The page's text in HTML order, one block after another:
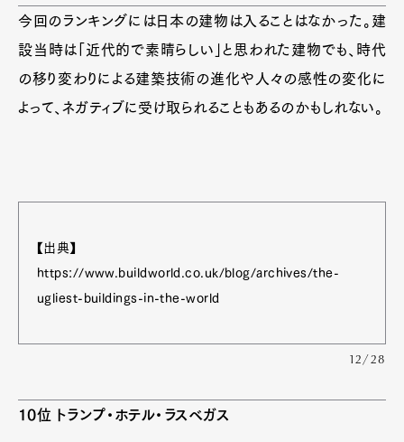
Official Columnist
About
今回のランキングには日本の建物は入ることはなかった。建
設当時は「近代的で素晴らしい」と思われた建物でも、時代
の移り変わりによる建築技術の進化や人々の感性の変化に
よって、ネガティブに受け取られることもあるのかもしれない。
【出典】
https://www.buildworld.co.uk/blog/archives/the-
ugliest-buildings-in-the-world
12/28
10位 トランプ・ホテル・ラスベガス